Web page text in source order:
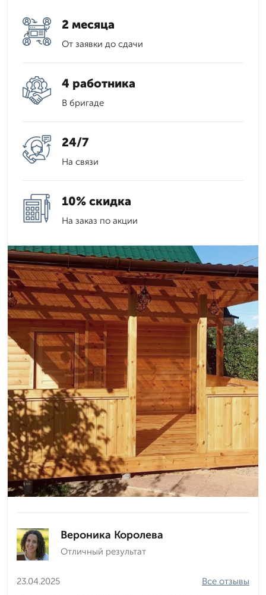
2 месяца
От заявки до сдачи
4 работника
В бригаде
24/7
На связи
10% скидка
На заказ по акции
Вероника Королева
Отличный результат
23.04.2025
Все отзывы